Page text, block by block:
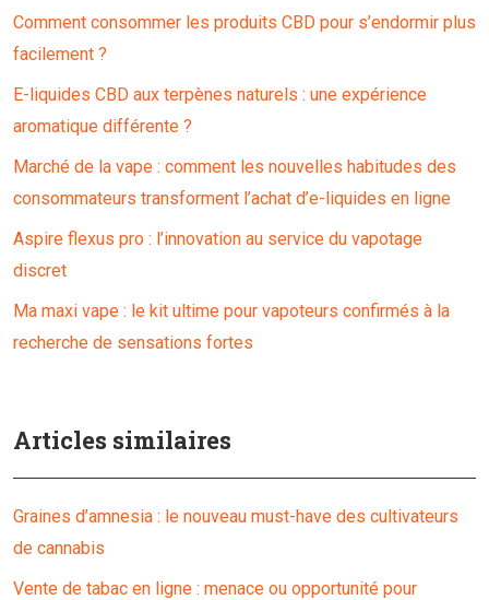
Comment consommer les produits CBD pour s’endormir plus
facilement ?
E-liquides CBD aux terpènes naturels : une expérience
aromatique différente ?
Marché de la vape : comment les nouvelles habitudes des
consommateurs transforment l’achat d’e-liquides en ligne
Aspire flexus pro : l’innovation au service du vapotage
discret
Ma maxi vape : le kit ultime pour vapoteurs confirmés à la
recherche de sensations fortes
Articles similaires
Graines d’amnesia : le nouveau must-have des cultivateurs
de cannabis
Vente de tabac en ligne : menace ou opportunité pour